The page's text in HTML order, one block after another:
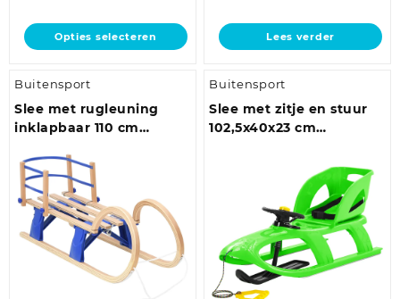
tot
€96,69
Opties selecteren
Dit
product
meerdere
variaties.
Deze
kan
gekozen
worden
de
productpagina
tot
€36,77
Lees verder
Buitensport
Slee met rugleuning
inklapbaar 110 cm
Buitensport
Slee met zitje en stuur
102,5x40x23 cm